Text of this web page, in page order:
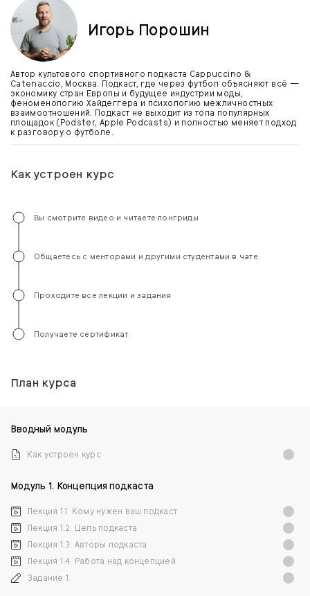
Игорь Порошин
Автор культового спортивного подкаста Cappuccino &
Catenaccio, Москва. Подкаст, где через футбол объясняют всё —
экономику стран Европы и будущее индустрии моды,
феноменологию Хайдеггера и психологию межличностных
взаимоотношений. Подкаст не выходит из топа популярных
площадок (Podster, Apple Podcasts) и полностью меняет подход
к разговору о футболе.
Как устроен курс
Вы смотрите видео и читаете лонгриды
Общаетесь с менторами и другими студентами в чате
Проходите все лекции и задания
Получаете сертификат
План курса
Вводный модуль
Как устроен курс
Модуль 1. Концепция подкаста
Лекция 1.1. Кому нужен ваш подкаст
Лекция 1.2. Цель подкаста
Лекция 1.3. Авторы подкаста
Лекция 1.4. Работа над концепцией
Задание 1.